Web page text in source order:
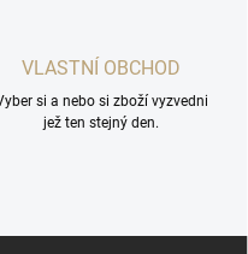
VLASTNÍ OBCHOD
si a nebo si zboží vyzvedni
jež ten stejný den.